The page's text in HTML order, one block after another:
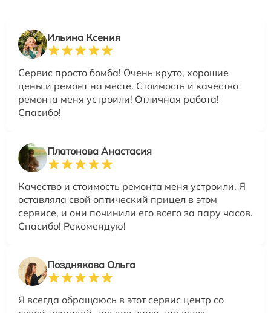
Ильина Ксения
Сервис просто бомба! Очень круто, хорошие
цены и ремонт на месте. Стоимость и качество
ремонта меня устроили! Отличная работа!
Спасибо!
Платонова Анастасия
Качество и стоимость ремонта меня устроили. Я
оставляла свой оптический прицел в этом
сервисе, и они починили его всего за пару часов.
Спасибо! Рекомендую!
Позднякова Ольга
Я всегда обращаюсь в этот сервис центр со